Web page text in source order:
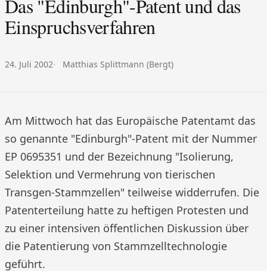
Das "Edinburgh"-Patent und das
Einspruchsverfahren
Veröffentlicht am:
24. Juli 2002 Autor:
Matthias Splittmann (Bergt)
Am Mittwoch hat das Europäische Patentamt das
so genannte "Edinburgh"-Patent mit der Nummer
EP 0695351 und der Bezeichnung "Isolierung,
Selektion und Vermehrung von tierischen
Transgen-Stammzellen" teilweise widderrufen. Die
Patenterteilung hatte zu heftigen Protesten und
zu einer intensiven öffentlichen Diskussion über
die Patentierung von Stammzelltechnologie
geführt.